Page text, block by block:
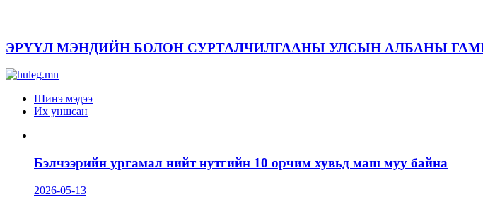
ЭРҮҮЛ МЭНДИЙН БОЛОН СУРТАЛЧИЛГААНЫ УЛСЫН АЛБАНЫ
Шинэ мэдээ
Их уншсан
Бэлчээрийн ургамал нийт нутгийн 10 орчим хувьд маш муу байна
2026-05-13